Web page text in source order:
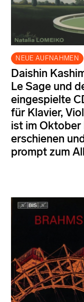
NEUE AUFNAHMEN
Daishin
Le Sage und
eingespielte
für Klavier,
ist im Oktober
erschienen
prompt zum